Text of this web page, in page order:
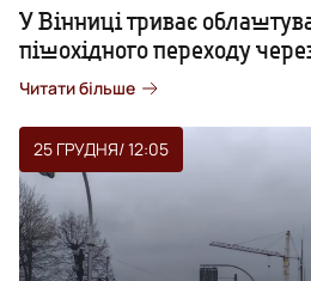
У Вінниці триває
пішохідного переходу
Читати більше
25 ГРУДНЯ/ 12:05